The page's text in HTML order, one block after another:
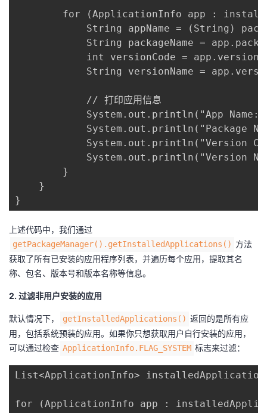
for (ApplicationInfo app :
String appName = (String)
String packageName =
int versionCode =
String versionName =
            // 打印应用信息
System.out.println("App Name:
System.out.println("Package
System.out.println("Version
System.out.println("Version
        }
    }
}
上述代码中，我们通过​
​getPackageManager().getInstalledApplications()​ ​方法
获取了所有已安装的应用程序列表，并遍历每个应用，提取其名
称、包名、版本号和版本名称等信息。
2. 过滤非用户安装的应用
默认情况下，​ ​getInstalledApplications()​ ​​返回的是所有应
用，包括系统预装的应用。如果你只想获取用户自行安装的应用，
可以通过检查​ ​ApplicationInfo.FLAG_SYSTEM​ ​标志来过滤：
List<ApplicationInfo> installedApplications =
for (ApplicationInfo app :